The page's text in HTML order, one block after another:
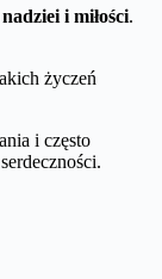
i miłości.
życzeń
i często